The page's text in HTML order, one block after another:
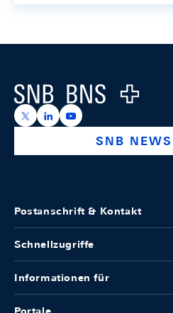
Logo
https://x.com/snb_bns
https://https://
SNB
Postanschrift & Kontakt
Schnellzugriffe
Informationen für